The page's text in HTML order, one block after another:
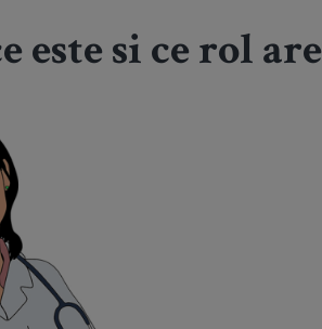
este si ce rol are